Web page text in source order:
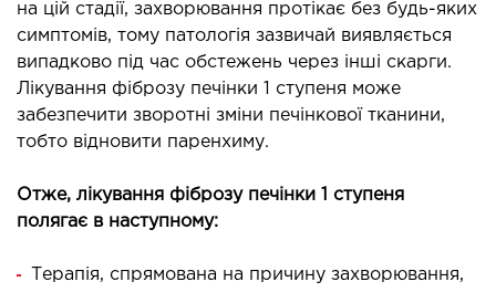
(травматологічний пункт)
оперативних втручань
ТА ЕКСТРАКЦІЙНА
на цій стадії, захворювання протікає без будь-яких
симптомів, тому патологія зазвичай виявляється
випадково під час обстежень через інші скарги.
Лікування фіброзу печінки 1 ступеня може
забезпечити зворотні зміни печінкової тканини,
тобто відновити паренхиму.
Отже, лікування фіброзу печінки 1 ступеня
полягає в наступному:
Терапія, спрямована на причину захворювання,